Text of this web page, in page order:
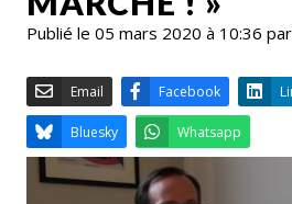
Publié le 05 mars 2020 à 10:36